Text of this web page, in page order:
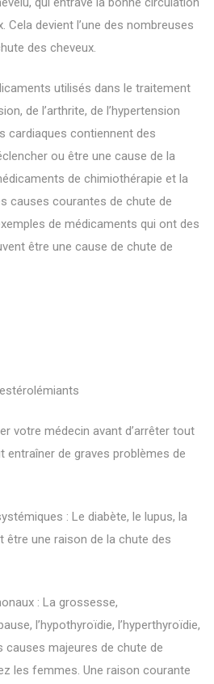
Cela devient l’une des nombreuses
des cheveux.
utilisés dans le traitement
de l’arthrite, de l’hypertension
cardiaques contiennent des
ou être une cause de la
de chimiothérapie et la
causes courantes de chute de
de médicaments qui ont des
être une cause de chute de
votre médecin avant d’arrêter tout
entraîner de graves problèmes de
: Le diabète, le lupus, la
être une raison de la chute des
: La grossesse,
l’hypothyroïdie, l’hyperthyroïdie,
causes majeures de chute de
les femmes. Une raison courante